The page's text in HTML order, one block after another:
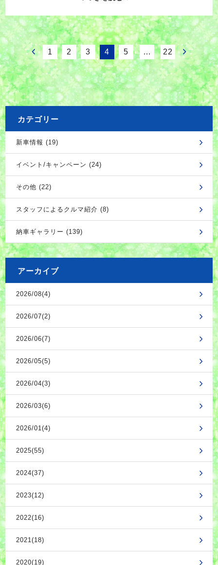
1 2 3 4 5 … 22
カテゴリー
新車情報 (19)
イベント/キャンペーン (24)
その他 (22)
スタッフによるクルマ紹介 (8)
納車ギャラリー (139)
アーカイブ
2026/08(4)
2026/07(2)
2026/06(7)
2026/05(5)
2026/04(3)
2026/03(6)
2026/01(4)
2025(55)
2024(37)
2023(12)
2022(16)
2021(18)
2020(19)